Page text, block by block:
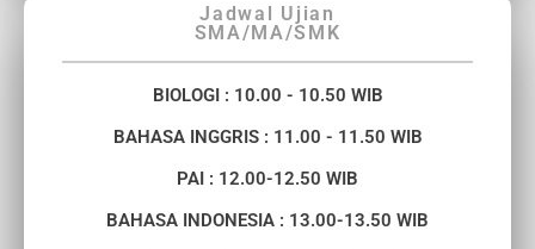
Jadwal Ujian
SMA/MA/SMK
BIOLOGI : 10.00 - 10.50 WIB
BAHASA INGGRIS : 11.00 - 11.50 WIB
PAI : 12.00-12.50 WIB
BAHASA INDONESIA : 13.00-13.50 WIB